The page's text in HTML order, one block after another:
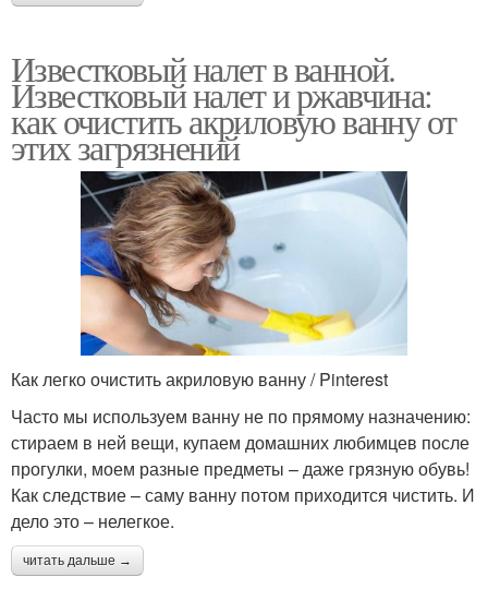
Известковый налет в ванной.
Известковый налет и ржавчина:
как очистить акриловую ванну от
этих загрязнений
Как легко очистить акриловую ванну / Pinterest
Часто мы используем ванну не по прямому назначению:
стираем в ней вещи, купаем домашних любимцев после
прогулки, моем разные предметы – даже грязную обувь!
Как следствие – саму ванну потом приходится чистить. И
дело это – нелегкое.
читать дальше →